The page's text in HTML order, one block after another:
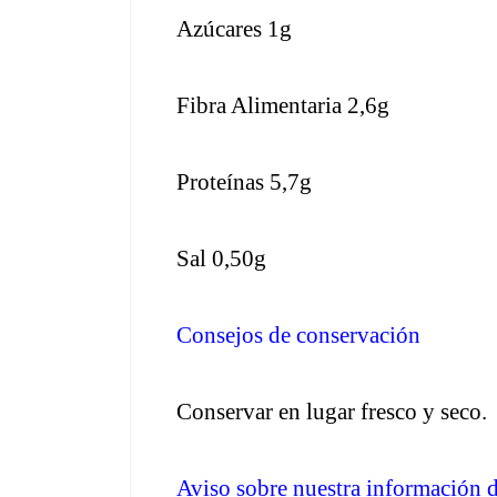
Azúcares 1g
Fibra Alimentaria 2,6g
Proteínas 5,7g
Sal 0,50g
Consejos de conservación
Conservar en lugar fresco y seco.
Aviso sobre nuestra información